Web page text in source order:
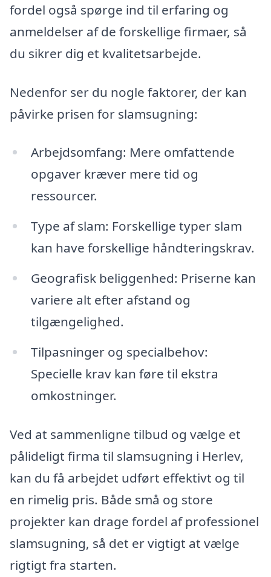
fordel også spørge ind til erfaring og
anmeldelser af de forskellige firmaer, så
du sikrer dig et kvalitetsarbejde.
Nedenfor ser du nogle faktorer, der kan
påvirke prisen for slamsugning:
Arbejdsomfang: Mere omfattende
opgaver kræver mere tid og
ressourcer.
Type af slam: Forskellige typer slam
kan have forskellige håndteringskrav.
Geografisk beliggenhed: Priserne kan
variere alt efter afstand og
tilgængelighed.
Tilpasninger og specialbehov:
Specielle krav kan føre til ekstra
omkostninger.
Ved at sammenligne tilbud og vælge et
pålideligt firma til slamsugning i Herlev,
kan du få arbejdet udført effektivt og til
en rimelig pris. Både små og store
projekter kan drage fordel af professionel
slamsugning, så det er vigtigt at vælge
rigtigt fra starten.